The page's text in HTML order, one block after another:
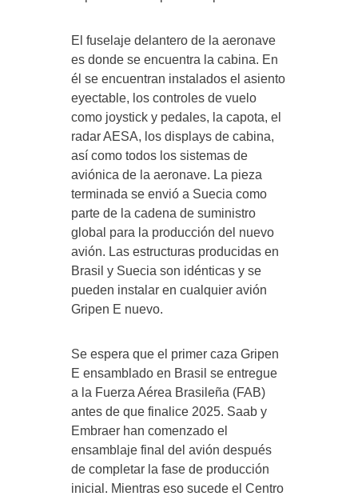
El fuselaje delantero de la aeronave
es donde se encuentra la cabina. En
él se encuentran instalados el asiento
eyectable, los controles de vuelo
como joystick y pedales, la capota, el
radar AESA, los displays de cabina,
así como todos los sistemas de
aviónica de la aeronave. La pieza
terminada se envió a Suecia como
parte de la cadena de suministro
global para la producción del nuevo
avión. Las estructuras producidas en
Brasil y Suecia son idénticas y se
pueden instalar en cualquier avión
Gripen E nuevo.
Se espera que el primer caza Gripen
E ensamblado en Brasil se entregue
a la Fuerza Aérea Brasileña (FAB)
antes de que finalice 2025. Saab y
Embraer han comenzado el
ensamblaje final del avión después
de completar la fase de producción
inicial. Mientras eso sucede el Centro